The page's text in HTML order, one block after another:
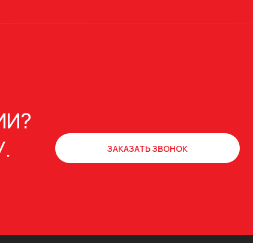
ЗАКАЗАТЬ ЗВОНОК